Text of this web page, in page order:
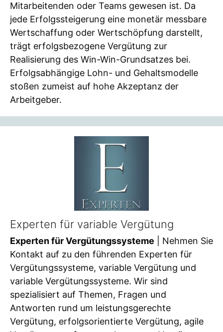
Mitarbeitenden oder Teams gewesen ist. Da
jede Erfolgssteigerung eine monetär messbare
Wertschaffung oder Wertschöpfung darstellt,
trägt erfolgsbezogene Vergütung zur
Realisierung des Win-Win-Grundsatzes bei.
Erfolgsabhängige Lohn- und Gehaltsmodelle
stoßen zumeist auf hohe Akzeptanz der
Arbeitgeber.
Experten für variable Vergütung
Experten für Vergütungssysteme | Nehmen Sie
Kontakt auf zu den führenden Experten für
Vergütungssysteme, variable Vergütung und
variable Vergütungssysteme. Wir sind
spezialisiert auf Themen, Fragen und
Antworten rund um leistungsgerechte
Vergütung, erfolgsorientierte Vergütung, agile